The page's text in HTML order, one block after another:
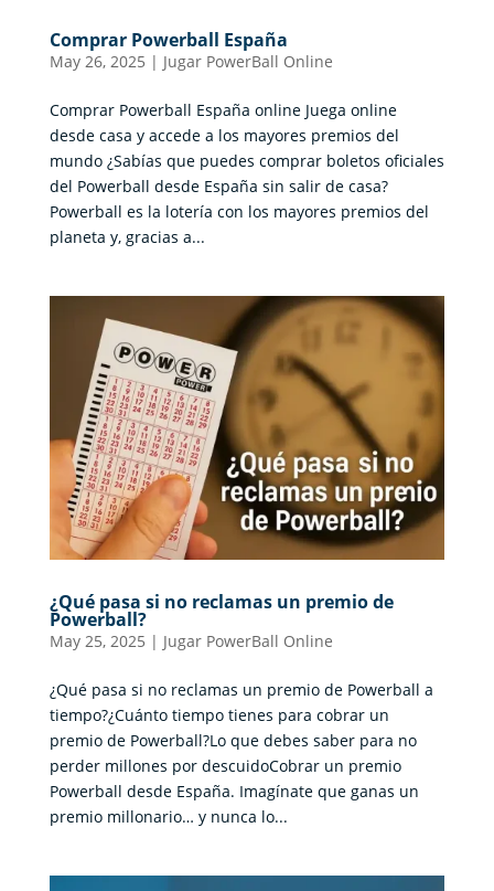
Comprar Powerball España
May 26, 2025 | Jugar PowerBall Online
Comprar Powerball España online Juega online
desde casa y accede a los mayores premios del
mundo ¿Sabías que puedes comprar boletos oficiales
del Powerball desde España sin salir de casa?
Powerball es la lotería con los mayores premios del
planeta y, gracias a...
¿Qué pasa si no reclamas un premio de
Powerball?
May 25, 2025 | Jugar PowerBall Online
¿Qué pasa si no reclamas un premio de Powerball a
tiempo?¿Cuánto tiempo tienes para cobrar un
premio de Powerball?Lo que debes saber para no
perder millones por descuidoCobrar un premio
Powerball desde España. Imagínate que ganas un
premio millonario… y nunca lo...